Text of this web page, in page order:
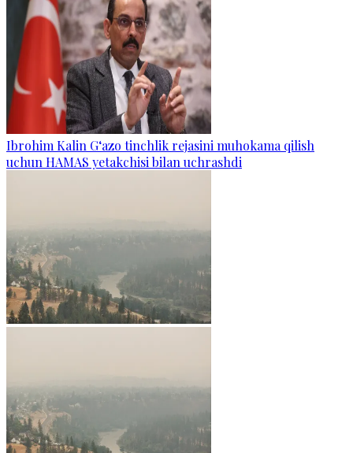
Ibrohim Kalin G‘azo tinchlik rejasini muhokama qilish
uchun HAMAS yetakchisi bilan uchrashdi